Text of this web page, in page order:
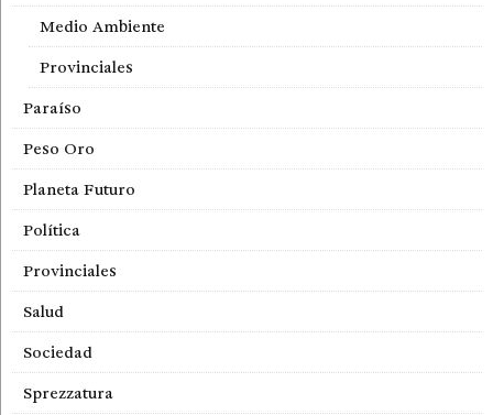
Medio Ambiente
Provinciales
Paraíso
Peso Oro
Planeta Futuro
Política
Provinciales
Salud
Sociedad
Sprezzatura